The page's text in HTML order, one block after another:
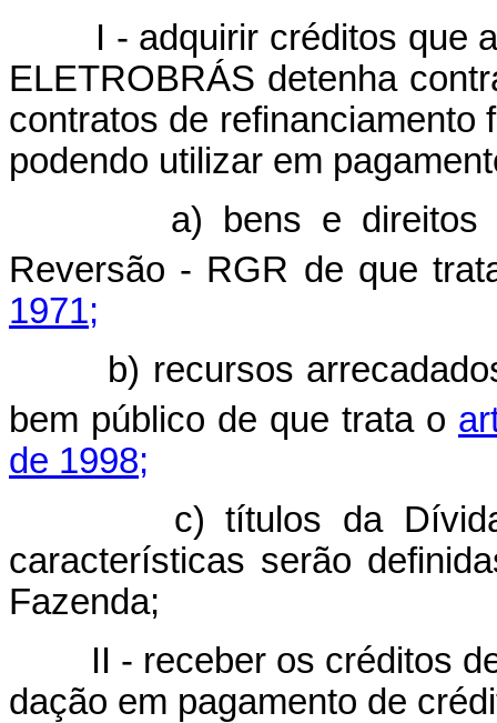
I - adquirir créditos que
ELETROBRÁS detenha
contratos de refinanciamento
podendo utilizar em
a) bens e direitos
Reversão - RGR de que
1971;
b) recursos
bem público de que trata o
de 1998;
c) títulos da
características serão
Fazenda;
II - receber os créditos
dação em pagamento de